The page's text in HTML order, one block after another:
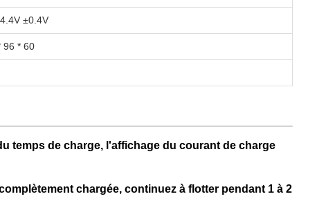
±0.4V
96 * 60
temps de charge, l'affichage du courant de charge
chargée, continuez à flotter pendant 1 à 2